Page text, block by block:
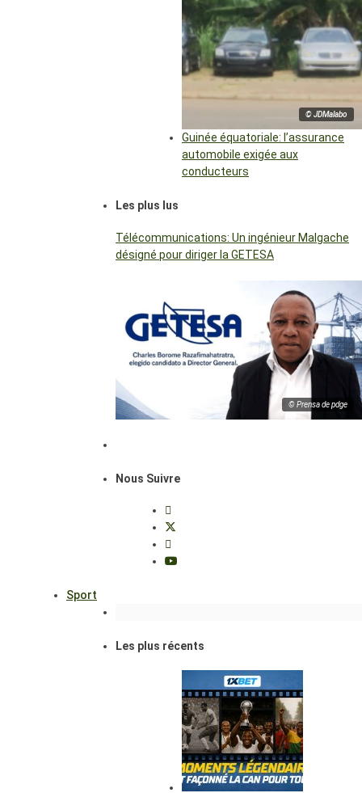
© JDMalabo
Guinée équatoriale: l’assurance
automobile exigée aux
conducteurs
Les plus lus
Télécommunications: Un ingénieur Malgache
désigné pour diriger la GETESA
© Prensa de pdge
Nous Suivre
Sport
Les plus récents